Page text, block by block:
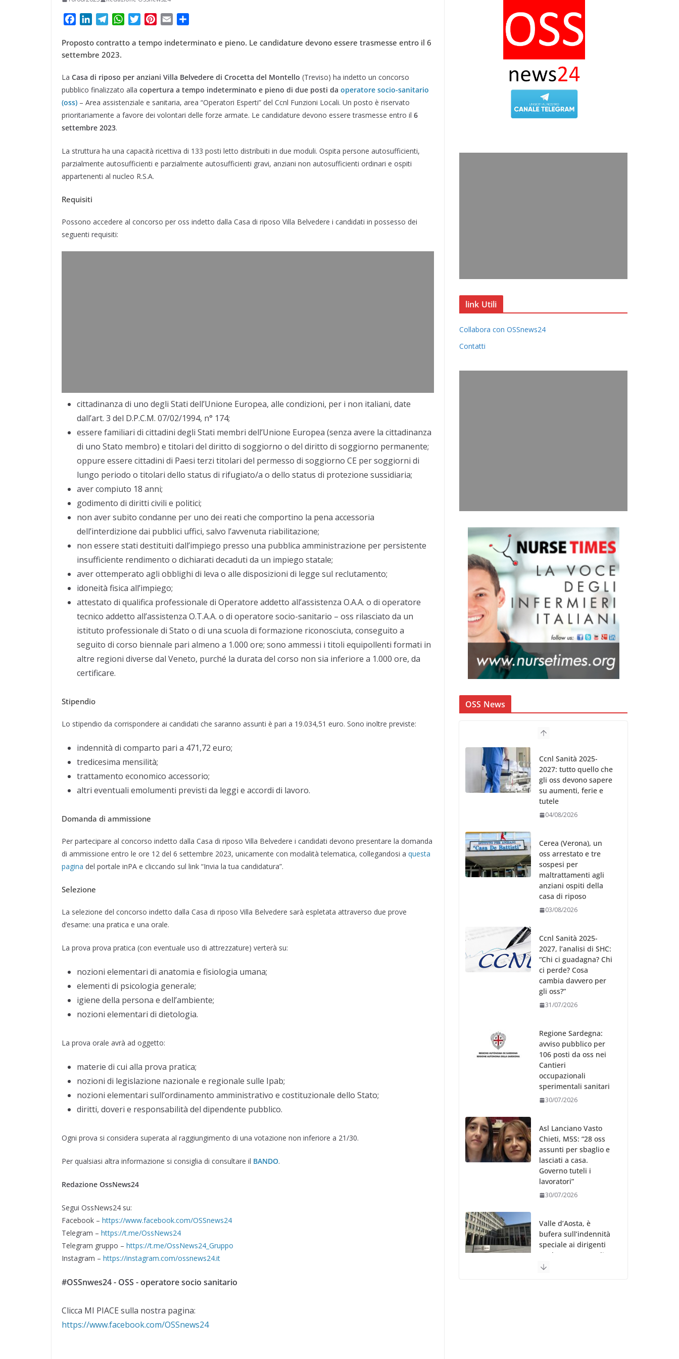
c
e
o
o
k
n
k
d
I
n
l
e
r
a
m
W
a
A
p
p
i
e
r
n
r
e
s
t
a
n
v
i
d
i
Proposto contratto a tempo indeterminato e pieno. Le candidature devono essere trasmesse entro il 6
settembre 2023.
La Casa di riposo per anziani Villa Belvedere di Crocetta del Montello (Treviso) ha indetto un concorso
pubblico finalizzato alla copertura a tempo indeterminato e pieno di due posti da operatore socio-sanitario
(oss) – Area assistenziale e sanitaria, area “Operatori Esperti” del Ccnl Funzioni Locali. Un posto è riservato
prioritariamente a favore dei volontari delle forze armate. Le candidature devono essere trasmesse entro il 6
settembre 2023.
La struttura ha una capacità ricettiva di 133 posti letto distribuiti in due moduli. Ospita persone autosufficienti,
parzialmente autosufficienti e parzialmente autosufficienti gravi, anziani non autosufficienti ordinari e ospiti
appartenenti al nucleo R.S.A.
Requisiti
Possono accedere al concorso per oss indetto dalla Casa di riposo Villa Belvedere i candidati in possesso dei
seguenti requisiti:
cittadinanza di uno degli Stati dell’Unione Europea, alle condizioni, per i non italiani, date
dall’art. 3 del D.P.C.M. 07/02/1994, n° 174;
essere familiari di cittadini degli Stati membri dell’Unione Europea (senza avere la cittadinanza
di uno Stato membro) e titolari del diritto di soggiorno o del diritto di soggiorno permanente;
oppure essere cittadini di Paesi terzi titolari del permesso di soggiorno CE per soggiorni di
lungo periodo o titolari dello status di rifugiato/a o dello status di protezione sussidiaria;
aver compiuto 18 anni;
godimento di diritti civili e politici;
non aver subito condanne per uno dei reati che comportino la pena accessoria
dell’interdizione dai pubblici uffici, salvo l’avvenuta riabilitazione;
non essere stati destituiti dall’impiego presso una pubblica amministrazione per persistente
insufficiente rendimento o dichiarati decaduti da un impiego statale;
aver ottemperato agli obblighi di leva o alle disposizioni di legge sul reclutamento;
idoneità fisica all’impiego;
attestato di qualifica professionale di Operatore addetto all’assistenza O.A.A. o di operatore
tecnico addetto all’assistenza O.T.A.A. o di operatore socio-sanitario – oss rilasciato da un
istituto professionale di Stato o di una scuola di formazione riconosciuta, conseguito a
seguito di corso biennale pari almeno a 1.000 ore; sono ammessi i titoli equipollenti formati in
altre regioni diverse dal Veneto, purché la durata del corso non sia inferiore a 1.000 ore, da
certificare.
Stipendio
Lo stipendio da corrispondere ai candidati che saranno assunti è pari a 19.034,51 euro. Sono inoltre previste:
indennità di comparto pari a 471,72 euro;
tredicesima mensilità;
trattamento economico accessorio;
altri eventuali emolumenti previsti da leggi e accordi di lavoro.
Domanda di ammissione
Per partecipare al concorso indetto dalla Casa di riposo Villa Belvedere i candidati devono presentare la domanda
di ammissione entro le ore 12 del 6 settembre 2023, unicamente con modalità telematica, collegandosi a questa
pagina del portale inPA e cliccando sul link “Invia la tua candidatura”.
Selezione
La selezione del concorso indetto dalla Casa di riposo Villa Belvedere sarà espletata attraverso due prove
d’esame: una pratica e una orale.
La prova prova pratica (con eventuale uso di attrezzature) verterà su:
nozioni elementari di anatomia e fisiologia umana;
elementi di psicologia generale;
igiene della persona e dell’ambiente;
nozioni elementari di dietologia.
La prova orale avrà ad oggetto:
materie di cui alla prova pratica;
nozioni di legislazione nazionale e regionale sulle Ipab;
nozioni elementari sull’ordinamento amministrativo e costituzionale dello Stato;
diritti, doveri e responsabilità del dipendente pubblico.
Ogni prova si considera superata al raggiungimento di una votazione non inferiore a 21/30.
Per qualsiasi altra informazione si consiglia di consultare il BANDO.
Redazione OssNews24
Segui OssNews24 su:
Facebook – https://www.facebook.com/OSSnews24
Telegram – https://t.me/OssNews24
Telegram gruppo – https://t.me/OssNews24_Gruppo
Instagram – https://instagram.com/ossnews24.it
#OSSnwes24 - OSS - operatore socio sanitario
Clicca MI PIACE sulla nostra pagina:
https://www.facebook.com/OSSnews24
link Utili
Collabora con OSSnews24
Contatti
OSS News
Ccnl Sanità 2025-
2027: tutto quello che
gli oss devono sapere
su aumenti, ferie e
tutele
04/08/2026
Cerea (Verona), un
oss arrestato e tre
sospesi per
maltrattamenti agli
anziani ospiti della
casa di riposo
03/08/2026
Ccnl Sanità 2025-
2027, l’analisi di SHC:
“Chi ci guadagna? Chi
ci perde? Cosa
cambia davvero per
gli oss?”
31/07/2026
Regione Sardegna:
avviso pubblico per
106 posti da oss nei
Cantieri
occupazionali
sperimentali sanitari
30/07/2026
Asl Lanciano Vasto
Chieti, M5S: “28 oss
assunti per sbaglio e
lasciati a casa.
Governo tuteli i
lavoratori”
30/07/2026
Valle d’Aosta, è
bufera sull’indennità
speciale ai dirigenti
Ausl. Le proteste di
minoranza e